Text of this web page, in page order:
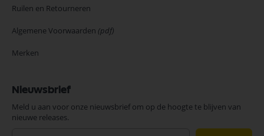
Ruilen en Retourneren
Algemene Voorwaarden (pdf)
Merken
Nieuwsbrief
Meld u aan voor onze nieuwsbrief om op de hoogte te blijven van
nieuwe releases.